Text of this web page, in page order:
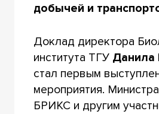
добычей и
Доклад директора
института ТГУ Данила
стал первым
мероприятия.
БРИКС и другим